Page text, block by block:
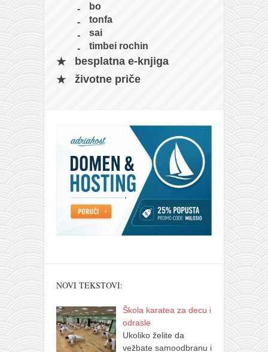
bo
tonfa
sai
timbei rochin
besplatna e-knjiga
životne priče
NOVI TEKSTOVI:
Škola karatea za decu i
odrasle
Ukoliko želite da
vežbate samoodbranu i